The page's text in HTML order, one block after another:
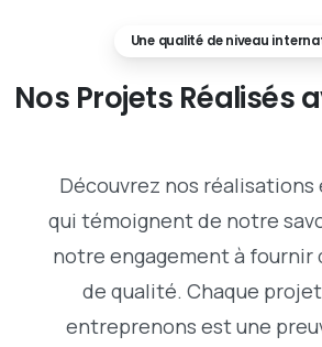
Une qualité de niveau
Nos Projets Réalisés
Découvrez nos réalisations
qui témoignent de notre
notre engagement à fournir
de qualité. Chaque
entreprenons est une